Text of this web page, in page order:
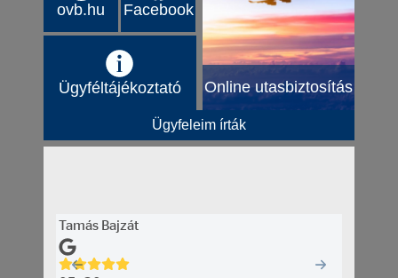
Online utasbiztosítás
ovb.hu Facebook
Ügyféltájékoztató
Ügyfeleim írták